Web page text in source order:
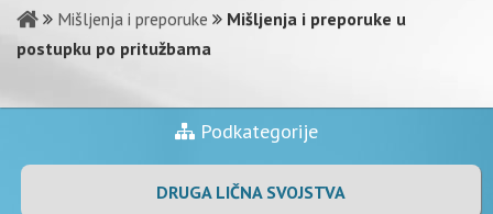
Mišljenja i preporuke
Mišljenja i preporuke u
postupku po pritužbama
Podkategorije
DRUGA LIČNA SVOJSTVA